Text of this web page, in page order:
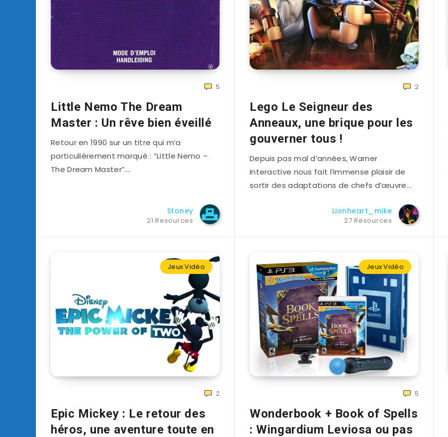
5
Little Nemo The Dream
Master : Un rêve bien éveillé
Retour en 1990 sur un titre qui m’a
particulièrement marqué : “Little Nemo –
The Dream Master”….
Stoney
21 Resources
2
Lego Le Seigneur des
Anneaux, une brique pour les
gouverner tous !
Depuis pas mal d’années, Warner
Interactive nous fait l’immense plaisir de
sortir des adaptations de chefs d’œuvre…
Lionheart_mike
27 Resources
Jeux Vidéo
2
Epic Mickey : Le retour des
héros, une aventure toute en
Jeux Vidéo
5
Wonderbook + Book of Spells
: Wingardium Leviosa ou pas